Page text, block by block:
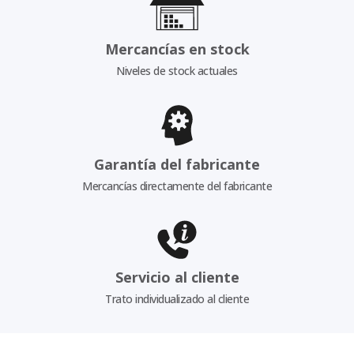
Mercancías en stock
Niveles de stock actuales
Garantía del fabricante
Mercancías directamente del fabricante
Servicio al cliente
Trato individualizado al cliente